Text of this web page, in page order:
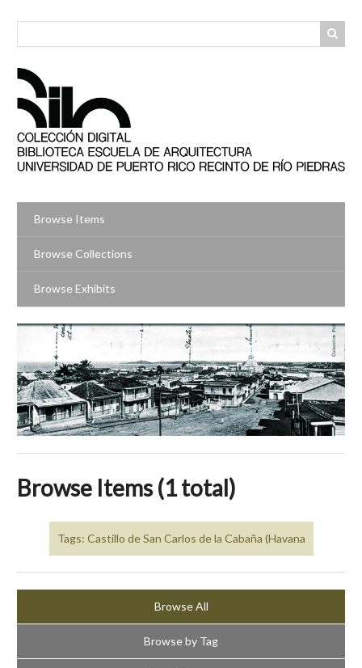
Browse Items
Browse Collections
Browse Exhibits
Browse Items (1 total)
Tags: Castillo de San Carlos de la Cabaña (Havana
Browse All
Browse by Tag